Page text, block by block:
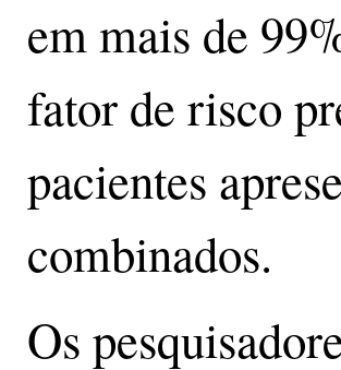
em mais de
fator de risco
pacientes
combinados.
Os